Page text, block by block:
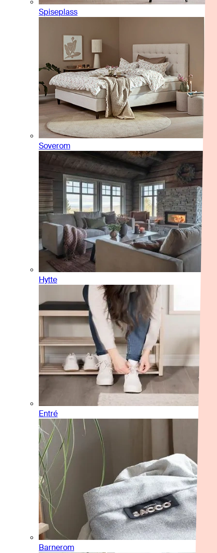
Spiseplass
Soverom
Hytte
Entré
Barnerom